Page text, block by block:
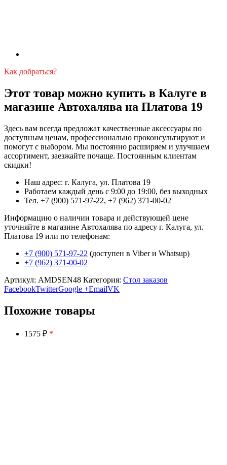
Как добраться?
Этот товар можно купить в Калуге в
магазине Автохалява на Платова 19
Здесь вам всегда предложат качественные аксессуары по
доступным ценам, профессионально проконсультируют и
помогут с выбором. Мы постоянно расширяем и улучшаем
ассортимент, заезжайте почаще. Постоянным клиентам
скидки!
Наш адрес: г. Калуга, ул. Платова 19
Работаем каждый день с 9:00 до 19:00, без выходных
Тел. +7 (900) 571-97-22, +7 (962) 371-00-02
Информацию о наличии товара и действующей цене
уточняйте в магазине Автохалява по адресу г. Калуга, ул.
Платова 19 или по телефонам:
+7 (900) 571-97-22 (доступен в Viber и Whatsup)
+7 (962) 371-00-02
Артикул: AMDSEN48 Категория: Стол заказов
FacebookTwitterGoogle +EmailVK
Похожие товары
1575 ₽ *